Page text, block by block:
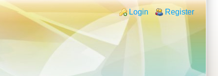
Login links
Login Register